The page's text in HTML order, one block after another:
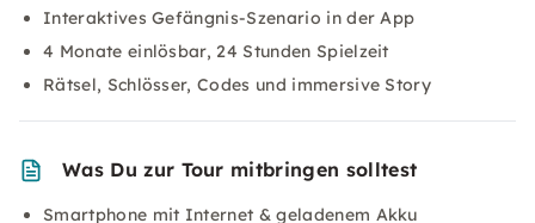
Interaktives Gefängnis-Szenario in der App
4 Monate einlösbar, 24 Stunden Spielzeit
Rätsel, Schlösser, Codes und immersive Story
Was Du zur Tour mitbringen solltest
Smartphone mit Internet & geladenem Akku